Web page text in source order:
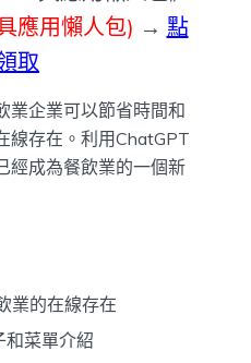
應用懶人包) → 點
取
業企業可以節省時間和
線存在。利用ChatGPT
經成為餐飲業的一個新
業的在線存在
和菜單介紹